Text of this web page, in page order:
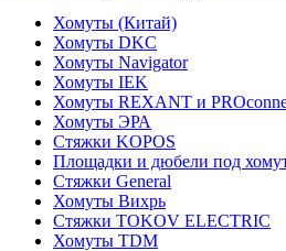
Хомуты (Китай)
Хомуты DKC
Хомуты Navigator
Хомуты IEK
Хомуты REXANT и
Хомуты ЭРА
Стяжки KOPOS
Площадки и дюбели под
Стяжки General
Хомуты Вихрь
Стяжки TOKOV ELECTRIC
Хомуты TDM